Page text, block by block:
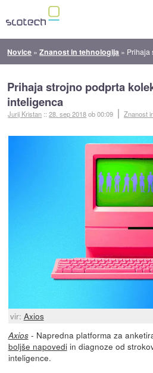
Novice »Znanost in tehnologija » Prihaja
Prihaja strojno podprta
inteligenca
Jurij Kristan ::28. sep 2018ob 00:09 Znanost
vir: Axios
Axios- Napredna platforma za
boljše napovediin diagnoze od
inteligence.